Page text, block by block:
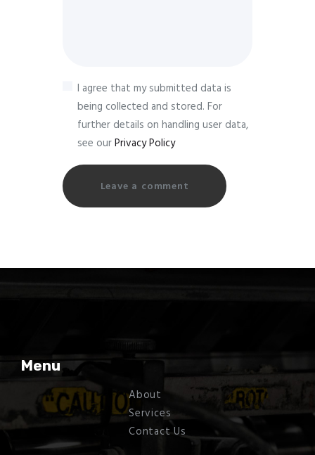
I agree that my submitted data is
being collected and stored. For
further details on handling user data,
see ourPrivacy Policy
Menu
About
Services
Contact Us